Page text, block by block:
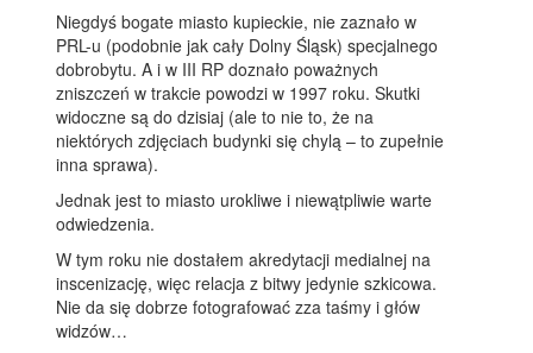
Niegdyś bogate miasto kupieckie, nie zaznało w
PRL-u (podobnie jak cały Dolny Śląsk) specjalnego
dobrobytu. A i w III RP doznało poważnych
zniszczeń w trakcie powodzi w 1997 roku. Skutki
widoczne są do dzisiaj (ale to nie to, że na
niektórych zdjęciach budynki się chylą – to zupełnie
inna sprawa).
Jednak jest to miasto urokliwe i niewątpliwie warte
odwiedzenia.
W tym roku nie dostałem akredytacji medialnej na
inscenizację, więc relacja z bitwy jedynie szkicowa.
Nie da się dobrze fotografować zza taśmy i głów
widzów…